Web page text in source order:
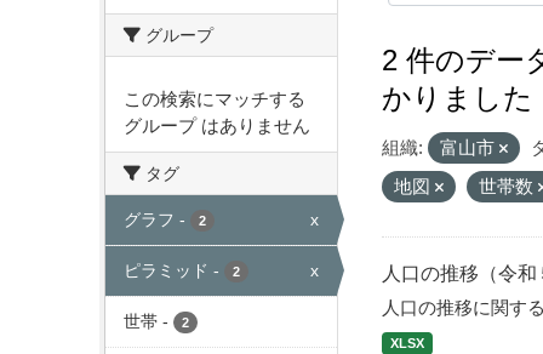
グループ
この検索にマッチする
グループ はありません
タグ
グラフ - 2 x
ピラミッド - 2 x
世帯 - 2
2 件のデー
かりました
組織: 富山市
地図
世帯数
人口の推移（令和
人口の推移に関す
XLSX